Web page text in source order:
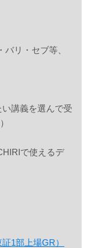
リ・セブ等、
い講義を選んで受
で使えるデ
1部上場GR）